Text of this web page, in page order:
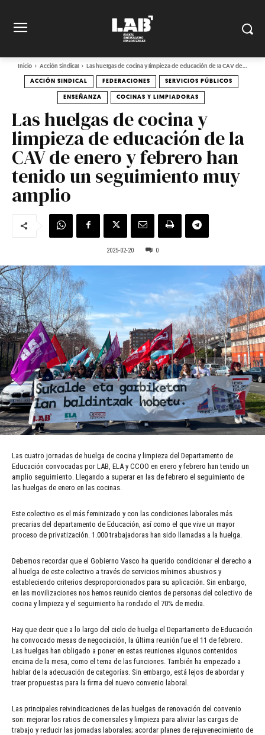
Inicio Acción Sindical Las huelgas de cocina y limpieza de educación de la CAV de...
ACCIÓN SINDICAL FEDERACIONES SERVICIOS PÚBLICOS
ENSEÑANZA COCINAS Y LIMPIADORAS
Las huelgas de cocina y
limpieza de educación de la
CAV de enero y febrero han
tenido un seguimiento muy
amplio
2025-02-20 0
Las cuatro jornadas de huelga de cocina y limpieza del Departamento de
Educación convocadas por LAB, ELA y CCOO en enero y febrero han tenido un
amplio seguimiento. Llegando a superar en las de febrero el seguimiento de
las huelgas de enero en las cocinas.
Este colectivo es el más feminizado y con las condiciones laborales más
precarias del departamento de Educación, así como el que vive un mayor
proceso de privatización. 1.000 trabajadoras han sido llamadas a la huelga.
Debemos recordar que el Gobierno Vasco ha querido condicionar el derecho a
al huelga de este colectivo a través de servicios mínimos abusivos y
estableciendo criterios desproporcionados para su aplicación. Sin embargo,
en las movilizaciones nos hemos reunido cientos de personas del colectivo de
cocina y limpieza y el seguimiento ha rondado el 70% de media.
Hay que decir que a lo largo del ciclo de huelga el Departamento de Educación
ha convocado mesas de negociación, la última reunión fue el 11 de febrero.
Las huelgas han obligado a poner en estas reuniones algunos contenidos
encima de la mesa, como el tema de las funciones. También ha empezado a
hablar de la adecuación de categorías. Sin embargo, está lejos de abordar y
traer propuestas para la firma del nuevo convenio laboral.
Las principales reivindicaciones de las huelgas de renovación del convenio
son: mejorar los ratios de comensales y limpieza para aliviar las cargas de
trabajo y reducir las jornadas laborales; acordar planes de rejuvenecimiento de